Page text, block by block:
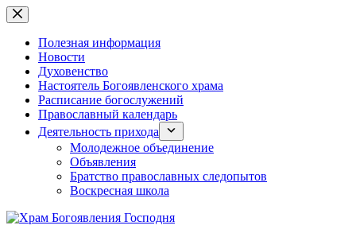
Перейти
к
сути
Полезная информация
Новости
Духовенство
Настоятель Богоявленского храма
Расписание богослужений
Православный календарь
Деятельность прихода
Молодежное объединение
Объявления
Братство православных следопытов
Воскресная школа